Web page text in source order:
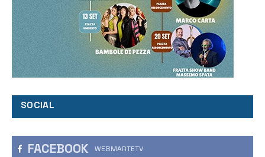
SOCIAL
FACEBOOK WEBMARTETV